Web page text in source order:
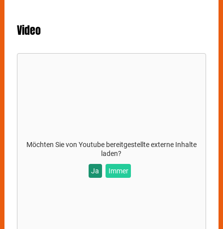
Video
Möchten Sie von Youtubebereitgestellte externe Inhalte
laden?
Ja Immer